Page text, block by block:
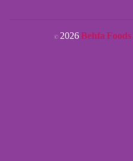
©2026Behfa Foods